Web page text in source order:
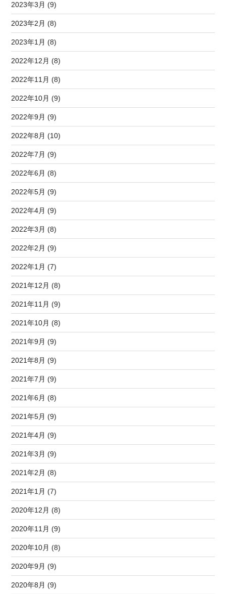
2023年3月 (9)
2023年2月 (8)
2023年1月 (8)
2022年12月 (8)
2022年11月 (8)
2022年10月 (9)
2022年9月 (9)
2022年8月 (10)
2022年7月 (9)
2022年6月 (8)
2022年5月 (9)
2022年4月 (9)
2022年3月 (8)
2022年2月 (9)
2022年1月 (7)
2021年12月 (8)
2021年11月 (9)
2021年10月 (8)
2021年9月 (9)
2021年8月 (9)
2021年7月 (9)
2021年6月 (8)
2021年5月 (9)
2021年4月 (9)
2021年3月 (9)
2021年2月 (8)
2021年1月 (7)
2020年12月 (8)
2020年11月 (9)
2020年10月 (8)
2020年9月 (9)
2020年8月 (9)